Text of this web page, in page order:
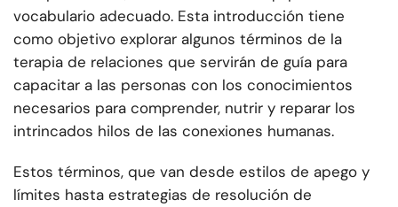
vocabulario adecuado. Esta introducción tiene
como objetivo explorar algunos términos de la
terapia de relaciones que servirán de guía para
capacitar a las personas con los conocimientos
necesarios para comprender, nutrir y reparar los
intrincados hilos de las conexiones humanas.
Estos términos, que van desde estilos de apego y
límites hasta estrategias de resolución de